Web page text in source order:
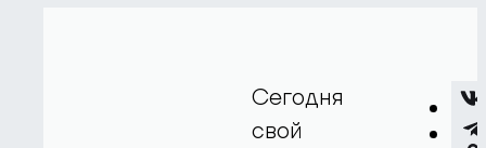
Сегодня
свой